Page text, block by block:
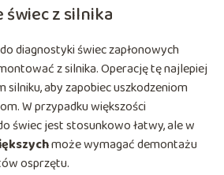
z silnika
diagnostyki świec zapłonowych
z silnika. Operację tę najlepiej
aby zapobiec uszkodzeniom
W przypadku większości
świec jest stosunkowo łatwy, ale w
może wymagać demontażu
osprzętu.